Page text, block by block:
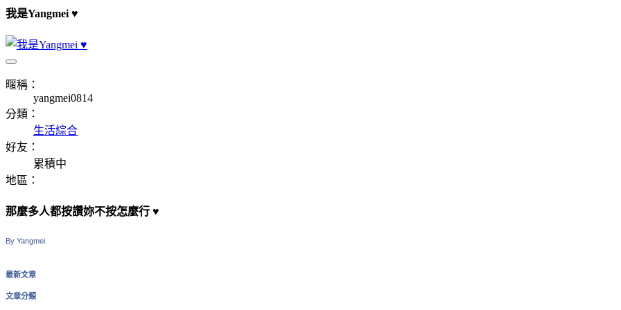
我是Yangmei ♥
暱稱：
yangmei0814
分類：
生活綜合
好友：
累積中
地區：
那麼多人都按讚妳不按怎麼行 ♥
By Yangmei
最新文章
文章分類